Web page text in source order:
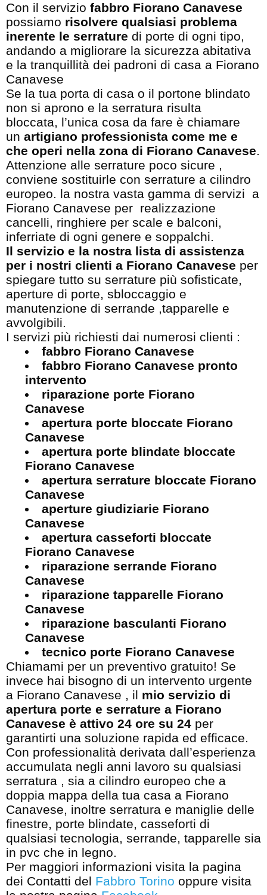
Con il servizio fabbro Fiorano Canavese
possiamo risolvere qualsiasi problema
inerente le serrature di porte di ogni tipo,
andando a migliorare la sicurezza abitativa
e la tranquillità dei padroni di casa a Fiorano
Canavese
Se la tua porta di casa o il portone blindato
non si aprono e la serratura risulta
bloccata, l’unica cosa da fare è chiamare
un artigiano professionista come me e
che operi nella zona di Fiorano Canavese.
Attenzione alle serrature poco sicure ,
conviene sostituirle con serrature a cilindro
europeo. la nostra vasta gamma di servizi a
Fiorano Canavese per realizzazione
cancelli, ringhiere per scale e balconi,
inferriate di ogni genere e soppalchi.
Il servizio e la nostra lista di assistenza
per i nostri clienti a Fiorano Canavese per
spiegare tutto su serrature più sofisticate,
aperture di porte, sbloccaggio e
manutenzione di serrande ,tapparelle e
avvolgibili.
I servizi più richiesti dai numerosi clienti :
fabbro Fiorano Canavese
fabbro Fiorano Canavese pronto
intervento
riparazione porte Fiorano
Canavese
apertura porte bloccate Fiorano
Canavese
apertura porte blindate bloccate
Fiorano Canavese
apertura serrature bloccate Fiorano
Canavese
aperture giudiziarie Fiorano
Canavese
apertura casseforti bloccate
Fiorano Canavese
riparazione serrande Fiorano
Canavese
riparazione tapparelle Fiorano
Canavese
riparazione basculanti Fiorano
Canavese
tecnico porte Fiorano Canavese
Chiamami per un preventivo gratuito! Se
invece hai bisogno di un intervento urgente
a Fiorano Canavese , il mio servizio di
apertura porte e serrature a Fiorano
Canavese è attivo 24 ore su 24 per
garantirti una soluzione rapida ed efficace.
Con professionalità derivata dall’esperienza
accumulata negli anni lavoro su qualsiasi
serratura , sia a cilindro europeo che a
doppia mappa della tua casa a Fiorano
Canavese, inoltre serratura e maniglie delle
finestre, porte blindate, casseforti di
qualsiasi tecnologia, serrande, tapparelle sia
in pvc che in legno.
Per maggiori informazioni visita la pagina
dei Contatti del Fabbro Torino oppure visita